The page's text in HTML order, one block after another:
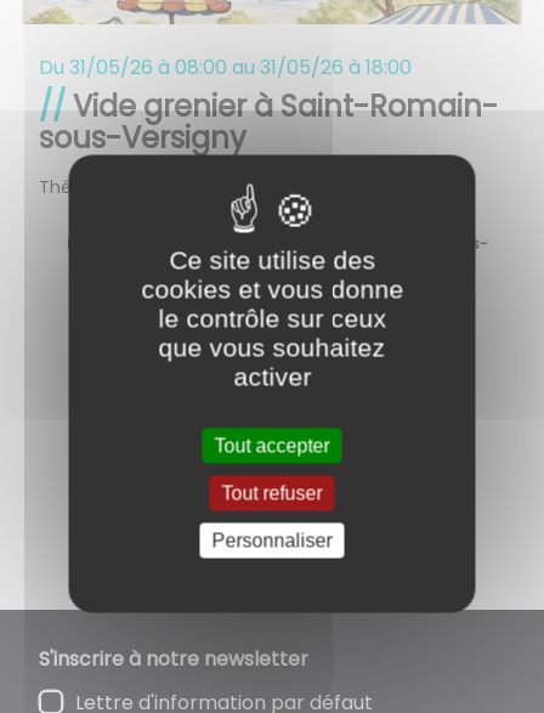
Du 31/05/26 à 08:00 au 31/05/26 à 18:00
Vide grenier à Saint-Romain-
sous-Versigny
Thématique
Dimanche 31 mai, vide-grenier à Saint-Romain-sous-
Versigny dans le bourg du village.
Retour aux évènements
S'inscrire à notre newsletter
Lettre d'information par défaut
Ce site utilise des
cookies et vous donne
le contrôle sur ceux
que vous souhaitez
activer
Tout accepter
Tout refuser
Personnaliser